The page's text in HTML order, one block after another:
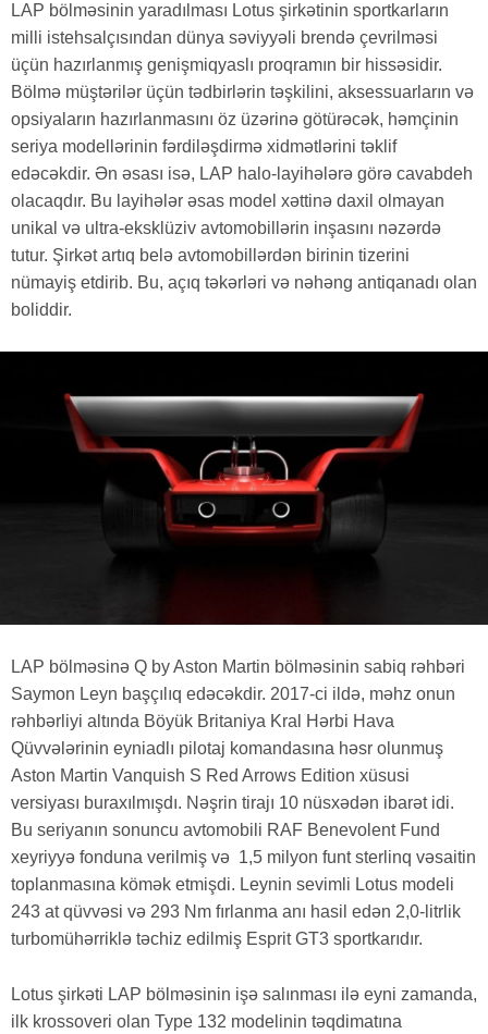
LAP bölməsinin yaradılması Lotus şirkətinin sportkarların
milli istehsalçısından dünya səviyyəli brendə çevrilməsi
üçün hazırlanmış genişmiqyaslı proqramın bir hissəsidir.
Bölmə müştərilər üçün tədbirlərin təşkilini, aksessuarların və
opsiyaların hazırlanmasını öz üzərinə götürəcək, həmçinin
seriya modellərinin fərdiləşdirmə xidmətlərini təklif
edəcəkdir. Ən əsası isə, LAP halo-layihələrə görə cavabdeh
olacaqdır. Bu layihələr əsas model xəttinə daxil olmayan
unikal və ultra-eksklüziv avtomobillərin inşasını nəzərdə
tutur. Şirkət artıq belə avtomobillərdən birinin tizerini
nümayiş etdirib. Bu, açıq təkərləri və nəhəng antiqanadı olan
boliddir.
LAP bölməsinə Q by Aston Martin bölməsinin sabiq rəhbəri
Saymon Leyn başçılıq edəcəkdir. 2017-ci ildə, məhz onun
rəhbərliyi altında Böyük Britaniya Kral Hərbi Hava
Qüvvələrinin eyniadlı pilotaj komandasına həsr olunmuş
Aston Martin Vanquish S Red Arrows Edition xüsusi
versiyası buraxılmışdı. Nəşrin tirajı 10 nüsxədən ibarət idi.
Bu seriyanın sonuncu avtomobili RAF Benevolent Fund
xeyriyyə fonduna verilmiş və 1,5 milyon funt sterlinq vəsaitin
toplanmasına kömək etmişdi. Leynin sevimli Lotus modeli
243 at qüvvəsi və 293 Nm fırlanma anı hasil edən 2,0-litrlik
turbomühərriklə təchiz edilmiş Esprit GT3 sportkarıdır.
Lotus şirkəti LAP bölməsinin işə salınması ilə eyni zamanda,
ilk krossoveri olan Type 132 modelinin təqdimatına